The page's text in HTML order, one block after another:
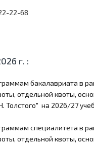
22-68
г. :
бакалавриата в
отдельной квоты,
Толстого" на 2026/27
специалитета в
отдельной квоты,